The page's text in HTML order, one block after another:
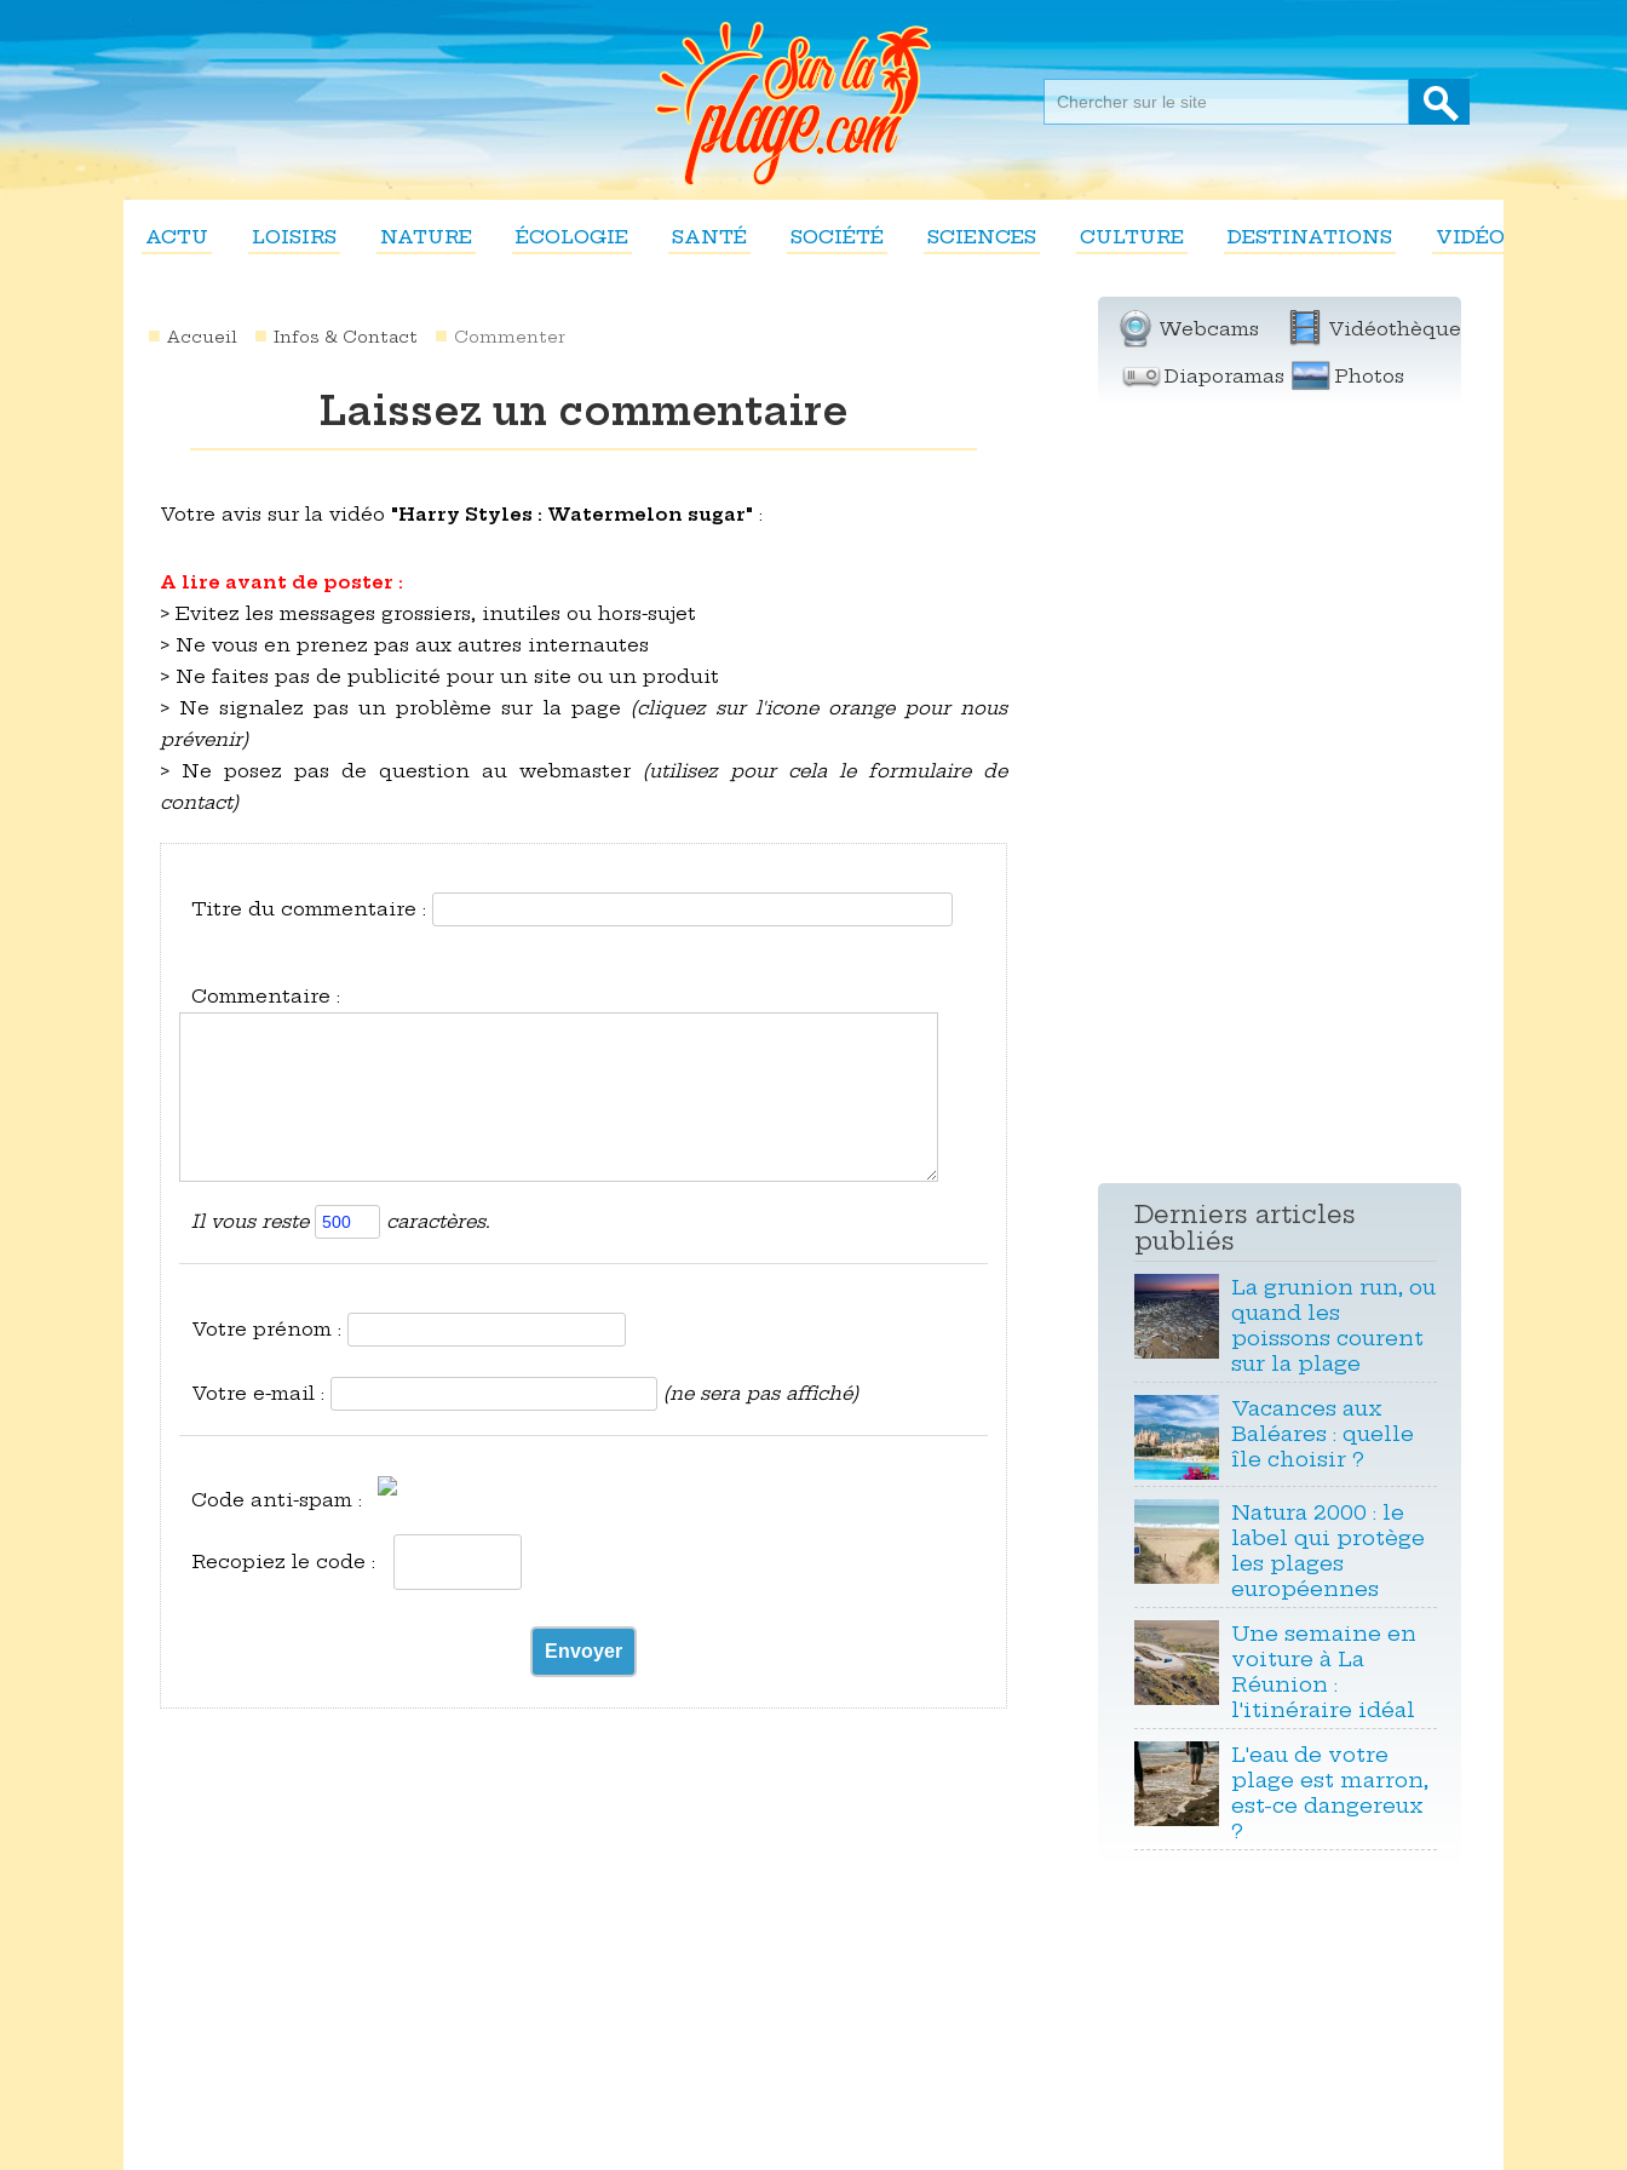
ACTU LOISIRS NATURE ÉCOLOGIE SANTÉ SOCIÉTÉ SCIENCES CULTURE DESTINATIONS VIDÉOS
Accueil Infos & Contact Commenter
Laissez un commentaire
Votre avis sur la vidéo "Harry Styles : Watermelon sugar" :
A lire avant de poster :
> Evitez les messages grossiers, inutiles ou hors-sujet
> Ne vous en prenez pas aux autres internautes
> Ne faites pas de publicité pour un site ou un produit
> Ne signalez pas un problème sur la page (cliquez sur l'icone orange pour nous
prévenir)
> Ne posez pas de question au webmaster (utilisez pour cela le formulaire de
contact)
Titre du commentaire :
Commentaire :
Il vous reste caractères.
Votre prénom :
Votre e-mail : (ne sera pas affiché)
Code anti-spam :
Recopiez le code :
Webcams Vidéothèque
Diaporamas Photos
Derniers articles
publiés
La grunion run, ou
quand les
poissons courent
sur la plage
Vacances aux
Baléares : quelle
île choisir ?
Natura 2000 : le
label qui protège
les plages
européennes
Une semaine en
voiture à La
Réunion :
l'itinéraire idéal
L'eau de votre
plage est marron,
est-ce dangereux
?